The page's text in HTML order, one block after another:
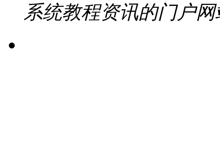
系统教程资讯的门户